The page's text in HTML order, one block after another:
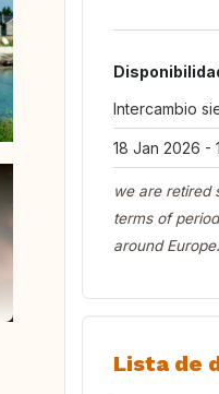
Intercambio
18 Jan 2026 -
we are retired
terms of
around Europe.
Lista de